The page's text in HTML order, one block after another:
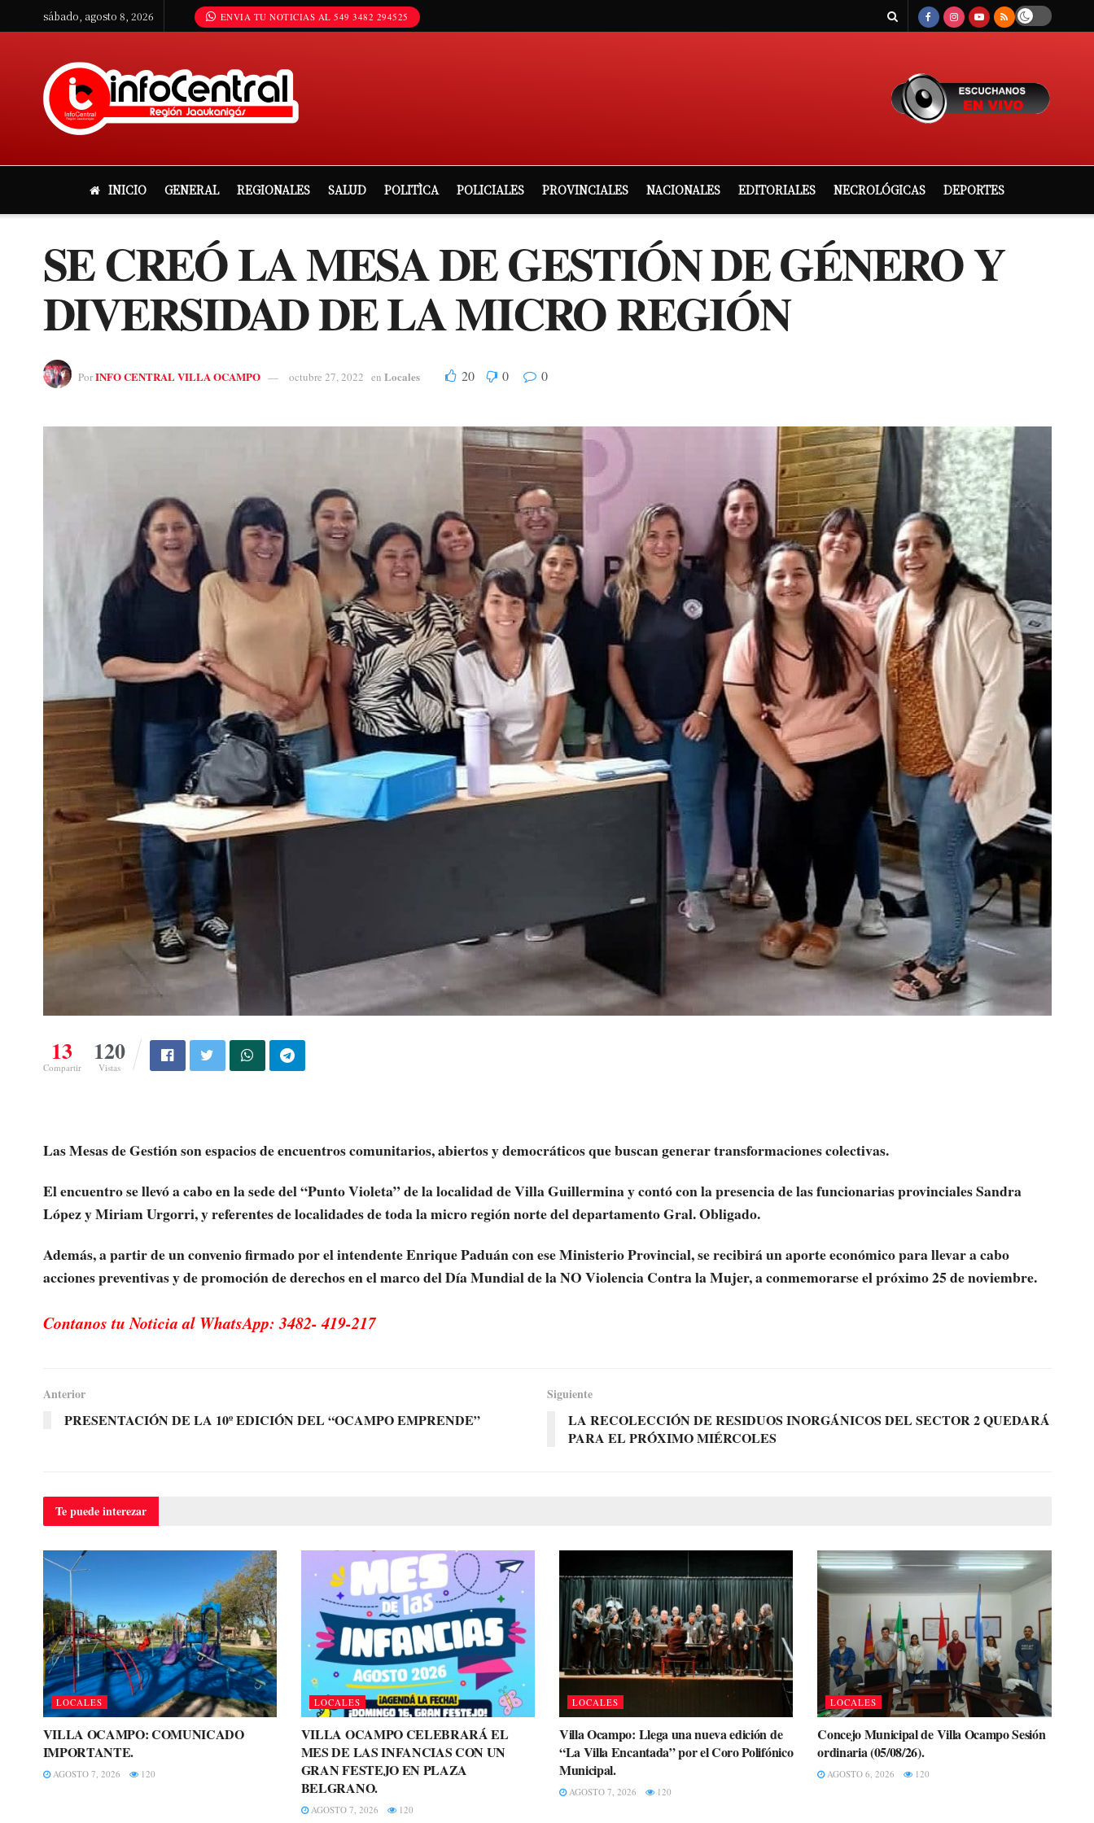
sábado, agosto 8, 2026 ENVIA TU NOTICIAS AL 549 3482 294525
INICIO GENERAL REGIONALES SALUD POLITÌCA POLICIALES PROVINCIALES NACIONALES EDITORIALES NECROLÓGICAS DEPORTES
SE CREÓ LA MESA DE GESTIÓN DE GÉNERO Y
DIVERSIDAD DE LA MICRO REGIÓN
PorINFO CENTRAL VILLA OCAMPO octubre 27, 2022 en Locales 20 0 0
13
Compartir
120
Vistas
Las Mesas de Gestión son espacios de encuentros comunitarios, abiertos y democráticos que buscan generar transformaciones colectivas.
El encuentro se llevó a cabo en la sede del “Punto Violeta” de la localidad de Villa Guillermina y contó con la presencia de las funcionarias provinciales Sandra
López y Miriam Urgorri, y referentes de localidades de toda la micro región norte del departamento Gral. Obligado.
Además, a partir de un convenio firmado por el intendente Enrique Paduán con ese Ministerio Provincial, se recibirá un aporte económico para llevar a cabo
acciones preventivas y de promoción de derechos en el marco del Día Mundial de la NO Violencia Contra la Mujer, a conmemorarse el próximo 25 de noviembre.
Contanos tu Noticia al WhatsApp: 3482- 419-217
Anterior
PRESENTACIÓN DE LA 10º EDICIÓN DEL “OCAMPO EMPRENDE”
Siguiente
LA RECOLECCIÓN DE RESIDUOS INORGÁNICOS DEL SECTOR 2 QUEDARÁ
PARA EL PRÓXIMO MIÉRCOLES
Te puedeinterezar
LOCALES
VILLA OCAMPO: COMUNICADO
IMPORTANTE.
AGOSTO 7, 2026 120
LOCALES
VILLA OCAMPO CELEBRARÁ EL
MES DE LAS INFANCIAS CON UN
GRAN FESTEJO EN PLAZA
BELGRANO.
AGOSTO 7, 2026 120
LOCALES
Villa Ocampo: Llega una nueva edición de
“La Villa Encantada” por el Coro Polifónico
Municipal.
AGOSTO 7, 2026 120
LOCALES
Concejo Municipal de Villa Ocampo Sesión
ordinaria (05/08/26).
AGOSTO 6, 2026 120